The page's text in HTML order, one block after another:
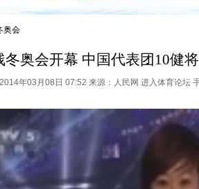
奥会
冬奥会开幕 中国代表团10健
2014年03月08日 07:52 来源：人民网进入体育论坛